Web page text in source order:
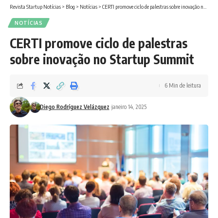
Revista Startup Notícias > Blog > Notícias > CERTI promove ciclo de palestras sobre inovação no Startup Summit
NOTÍCIAS
CERTI promove ciclo de palestras
sobre inovação no Startup Summit
Diego Rodríguez Velázquez janeiro 14, 2025
6 Min de leitura